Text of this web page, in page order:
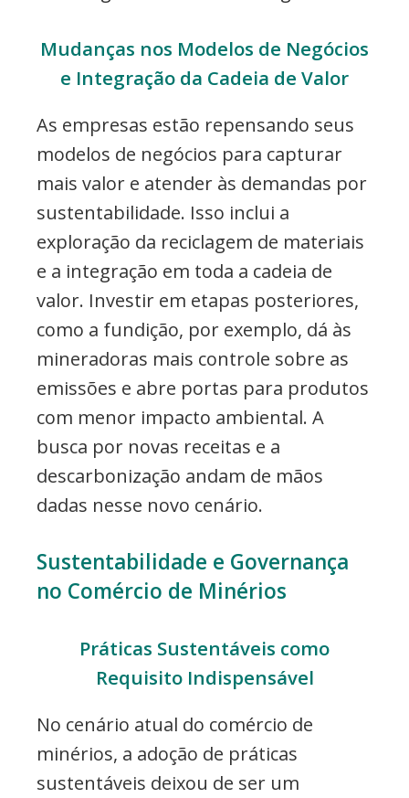
Mudanças nos Modelos de Negócios
e Integração da Cadeia de Valor
As empresas estão repensando seus
modelos de negócios para capturar
mais valor e atender às demandas por
sustentabilidade. Isso inclui a
exploração da reciclagem de materiais
e a integração em toda a cadeia de
valor. Investir em etapas posteriores,
como a fundição, por exemplo, dá às
mineradoras mais controle sobre as
emissões e abre portas para produtos
com menor impacto ambiental. A
busca por novas receitas e a
descarbonização andam de mãos
dadas nesse novo cenário.
Sustentabilidade e Governança
no Comércio de Minérios
Práticas Sustentáveis como
Requisito Indispensável
No cenário atual do comércio de
minérios, a adoção de práticas
sustentáveis deixou de ser um